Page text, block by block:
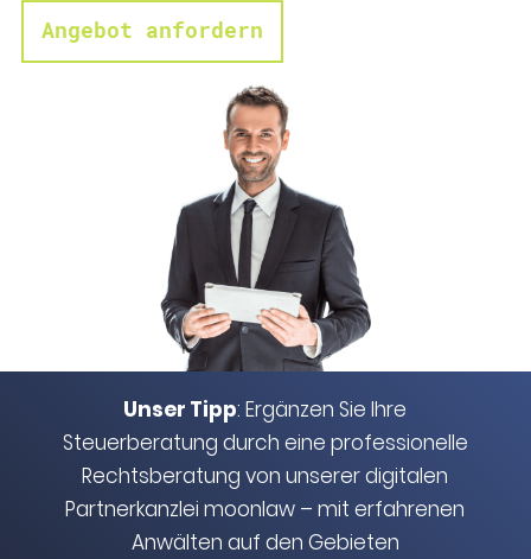
Angebot anfordern
Unser Tipp: Ergänzen Sie Ihre
Steuerberatung durch eine professionelle
Rechtsberatung von unserer digitalen
Partnerkanzleimoonlaw – mit erfahrenen
Anwälten auf den Gebieten